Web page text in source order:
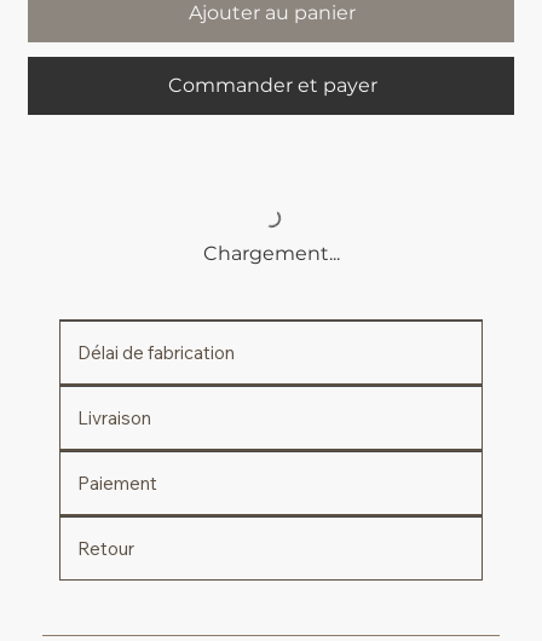
Ajouter au panier
Commander et payer
Chargement...
Délai de fabrication
Livraison
Paiement
Retour